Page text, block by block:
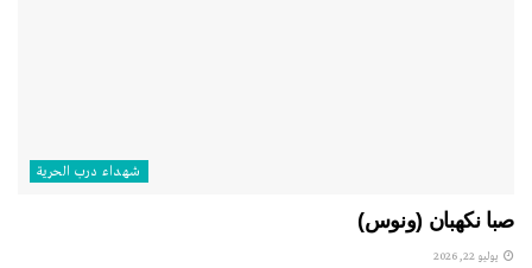
شهداء درب الحرية
صبا نكهبان (ونوس)
يوليو 22, 2026